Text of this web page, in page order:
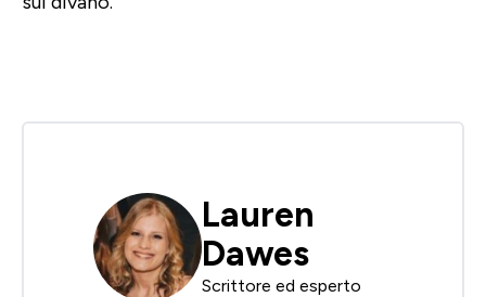
Lauren
Dawes
Scrittore ed esperto